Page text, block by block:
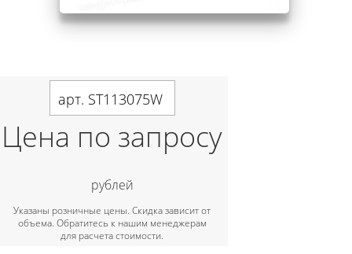
арт. ST113075W
Цена по запросу
рублей
Указаны розничные цены. Скидка зависит от
объема. Обратитесь к нашим менеджерам
для расчета стоимости.